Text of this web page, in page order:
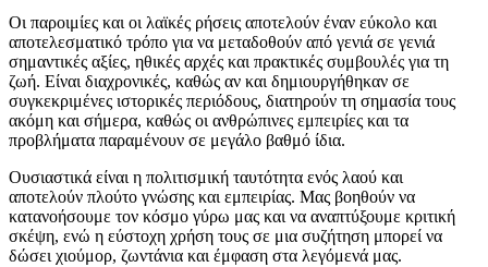
Οι παροιμίες και οι λαϊκές ρήσεις αποτελούν έναν εύκολο και
αποτελεσματικό τρόπο για να μεταδοθούν από γενιά σε γενιά
σημαντικές αξίες, ηθικές αρχές και πρακτικές συμβουλές για τη
ζωή. Είναι διαχρονικές, καθώς αν και δημιουργήθηκαν σε
συγκεκριμένες ιστορικές περιόδους, διατηρούν τη σημασία τους
ακόμη και σήμερα, καθώς οι ανθρώπινες εμπειρίες και τα
προβλήματα παραμένουν σε μεγάλο βαθμό ίδια.
Ουσιαστικά είναι η πολιτισμική ταυτότητα ενός λαού και
αποτελούν πλούτο γνώσης και εμπειρίας. Μας βοηθούν να
κατανοήσουμε τον κόσμο γύρω μας και να αναπτύξουμε κριτική
σκέψη, ενώ η εύστοχη χρήση τους σε μια συζήτηση μπορεί να
δώσει χιούμορ, ζωντάνια και έμφαση στα λεγόμενά μας.